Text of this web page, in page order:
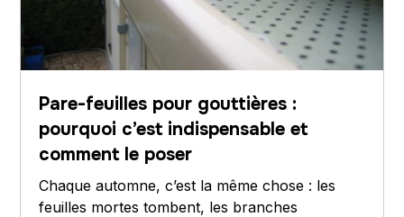
Pare-feuilles pour gouttières :
pourquoi c’est indispensable et
comment le poser
Chaque automne, c’est la même chose : les
feuilles mortes tombent, les branches